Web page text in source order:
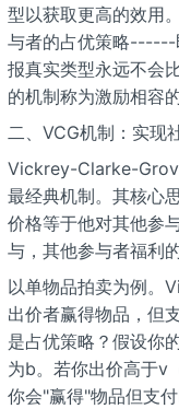
型以获取更高的效用
与者的占优策略------
报真实类型永远不会
的机制称为激励相容的
二、VCG机制：实现
Vickrey-Clarke-
最经典机制。其核心
价格等于他对其他参
与，其他参与者福利
以单物品拍卖为例。
出价者赢得物品，但
是占优策略？假设你
为b。若你出价高于v
你会"赢得"物品但支